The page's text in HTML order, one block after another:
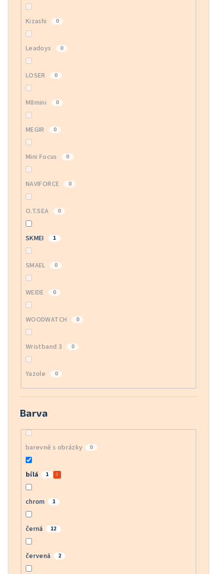
Kizashi 0
Leadoys 0
LOSER 0
M8mini 0
MEGIR 0
Mini Focus 0
NAVIFORCE 0
O.T.SEA 0
SKMEI 1
SMAEL 0
WEIDE 0
WOODWATCH 0
Wristband 3 0
Yazole 0
Barva
barevné s obrázky 0
bílá 1
chrom 1
černá 12
červená 2